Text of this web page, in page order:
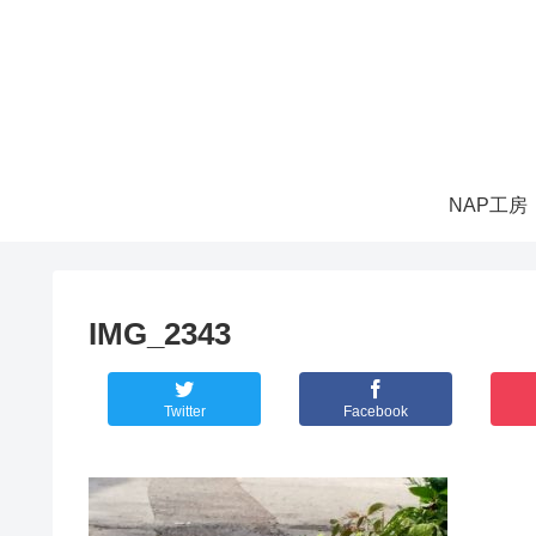
NAP工房
IMG_2343
Twitter Facebook